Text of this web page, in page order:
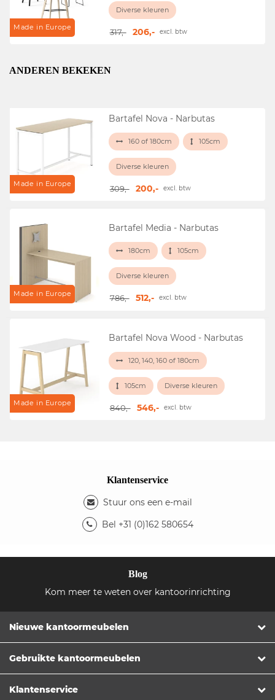
Made in Europe
Diverse kleuren
317,- 206,- excl. btw
ANDEREN BEKEKEN
Made in Europe
Bartafel Nova - Narbutas
160 of 180cm 105cm
Diverse kleuren
309,- 200,- excl. btw
Made in Europe
Bartafel Media - Narbutas
180cm 105cm
Diverse kleuren
786,- 512,- excl. btw
Made in Europe
Bartafel Nova Wood - Narbutas
120, 140, 160 of 180cm
105cm Diverse kleuren
840,- 546,- excl. btw
Klantenservice
Stuur ons een e-mail
Bel +31 (0)162 580654
Blog
Kom meer te weten over kantoorinrichting
Nieuwe kantoormeubelen
Gebruikte kantoormeubelen
Klantenservice